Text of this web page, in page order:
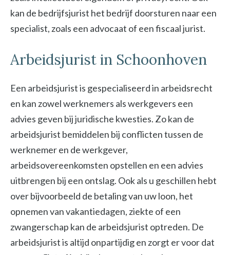
kan de bedrijfsjurist het bedrijf doorsturen naar een
specialist, zoals een advocaat of een fiscaal jurist.
Arbeidsjurist in Schoonhoven
Een arbeidsjurist is gespecialiseerd in arbeidsrecht
en kan zowel werknemers als werkgevers een
advies geven bij juridische kwesties. Zo kan de
arbeidsjurist bemiddelen bij conflicten tussen de
werknemer en de werkgever,
arbeidsovereenkomsten opstellen en een advies
uitbrengen bij een ontslag. Ook als u geschillen hebt
over bijvoorbeeld de betaling van uw loon, het
opnemen van vakantiedagen, ziekte of een
zwangerschap kan de arbeidsjurist optreden. De
arbeidsjurist is altijd onpartijdig en zorgt er voor dat